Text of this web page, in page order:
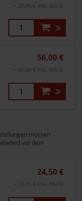
= 27,85 € inkl. MwSt
56,00 €
= 66,64 € inkl. MwSt
müssen
vor dem
24,50 €
= 29,16 € inkl. MwSt